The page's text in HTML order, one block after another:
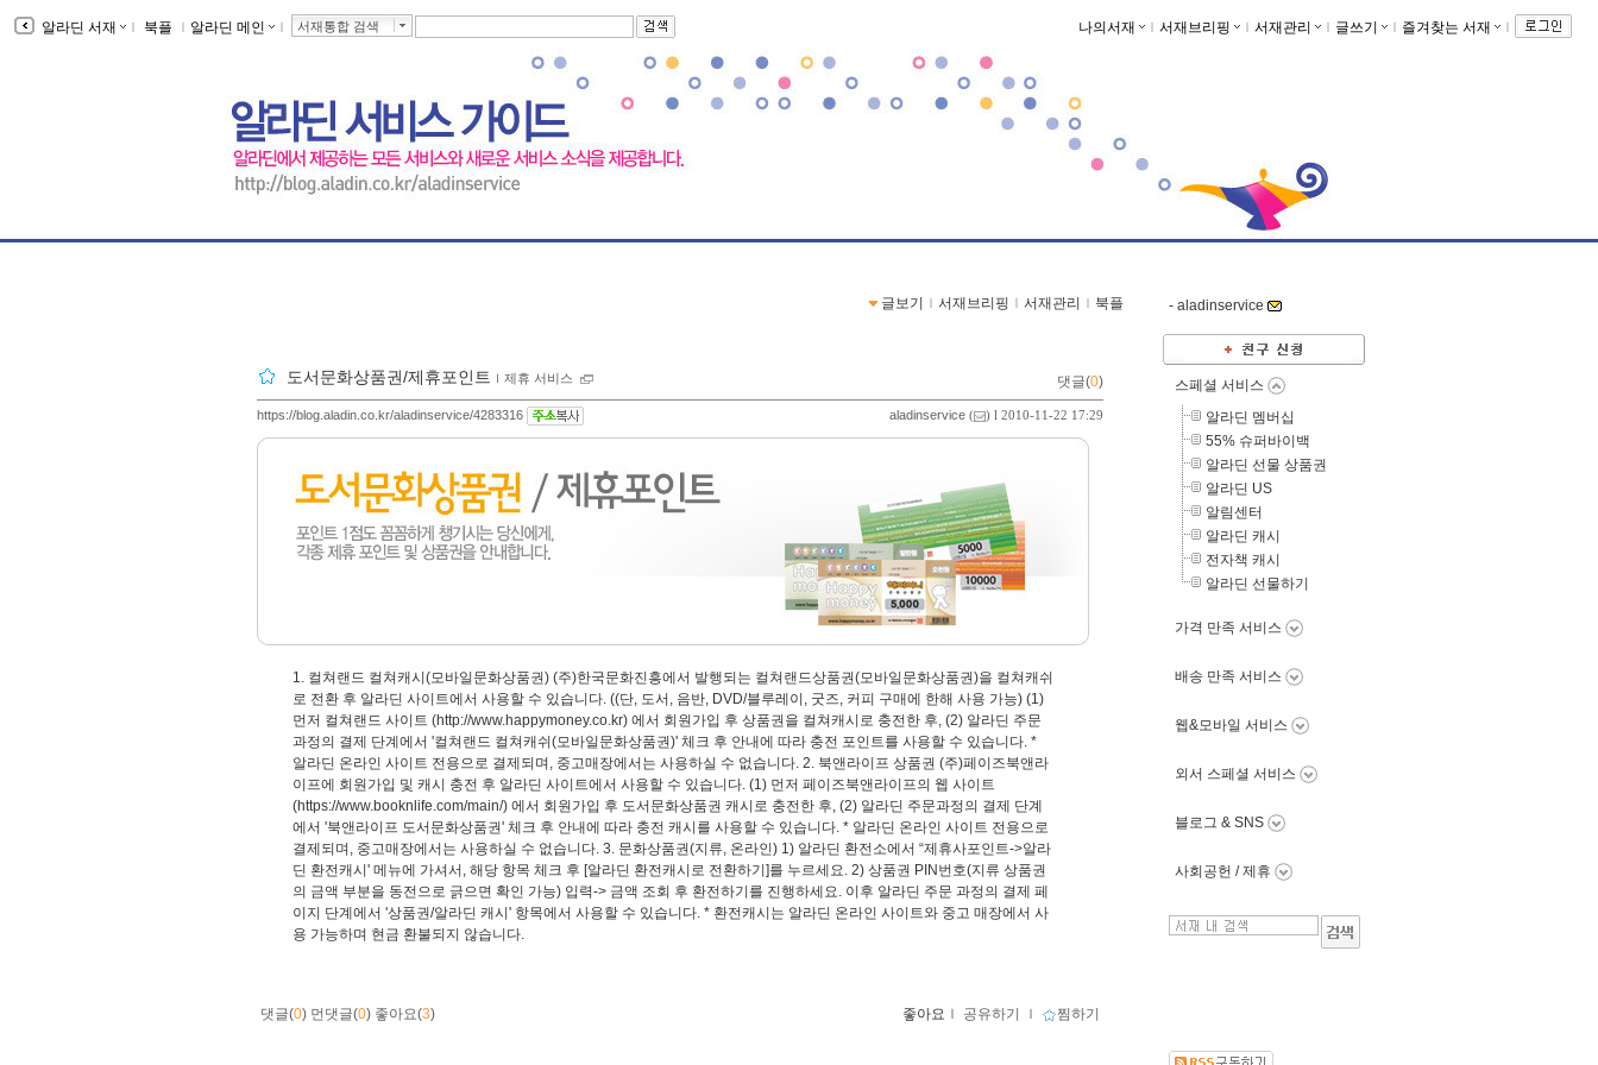
알라딘 서재 ｌ 북플 ｌ 알라딘 메인 ｌ 서재통합 검색 나의서재 ｌ 서재브리핑 ｌ 서재관리 ｌ 글쓰기 ｌ 즐겨찾는 서재 ｌ
글보기 ｌ 서재브리핑 ｌ 서재관리 ｌ 북플
도서문화상품권/제휴포인트 ｌ 제휴 서비스 댓글(0)
aladinservice ( ) l 2010-11-22 17:29
https://blog.aladin.co.kr/aladinservice/4283316
1. 컬쳐랜드 컬쳐캐시(모바일문화상품권) (주)한국문화진흥에서 발행되는 컬쳐랜드상품권(모바일문화상품권)을 컬쳐캐쉬
로 전환 후 알라딘 사이트에서 사용할 수 있습니다. ((단, 도서, 음반, DVD/블루레이, 굿즈, 커피 구매에 한해 사용 가능) (1)
먼저 컬쳐랜드 사이트 (http://www.happymoney.co.kr) 에서 회원가입 후 상품권을 컬쳐캐시로 충전한 후, (2) 알라딘 주문
과정의 결제 단계에서 '컬쳐랜드 컬쳐캐쉬(모바일문화상품권)' 체크 후 안내에 따라 충전 포인트를 사용할 수 있습니다. *
알라딘 온라인 사이트 전용으로 결제되며, 중고매장에서는 사용하실 수 없습니다. 2. 북앤라이프 상품권 (주)페이즈북앤라
이프에 회원가입 및 캐시 충전 후 알라딘 사이트에서 사용할 수 있습니다. (1) 먼저 페이즈북앤라이프의 웹 사이트
(https://www.booknlife.com/main/) 에서 회원가입 후 도서문화상품권 캐시로 충전한 후, (2) 알라딘 주문과정의 결제 단계
에서 '북앤라이프 도서문화상품권' 체크 후 안내에 따라 충전 캐시를 사용할 수 있습니다. * 알라딘 온라인 사이트 전용으로
결제되며, 중고매장에서는 사용하실 수 없습니다. 3. 문화상품권(지류, 온라인) 1) 알라딘 환전소에서 “제휴사포인트->알라
딘 환전캐시' 메뉴에 가셔서, 해당 항목 체크 후 [알라딘 환전캐시로 전환하기]를 누르세요. 2) 상품권 PIN번호(지류 상품권
의 금액 부분을 동전으로 긁으면 확인 가능) 입력-> 금액 조회 후 환전하기를 진행하세요. 이후 알라딘 주문 과정의 결제 페
이지 단계에서 '상품권/알라딘 캐시' 항목에서 사용할 수 있습니다. * 환전캐시는 알라딘 온라인 사이트와 중고 매장에서 사
용 가능하며 현금 환불되지 않습니다.
댓글(0) 먼댓글(0) 좋아요(3) 좋아요 ｌ 공유하기 ｌ 찜하기
- aladinservice
스페셜 서비스
알라딘 멤버십
55% 슈퍼바이백
알라딘 선물 상품권
알라딘 US
알림센터
알라딘 캐시
전자책 캐시
알라딘 선물하기
가격 만족 서비스
배송 만족 서비스
웹&모바일 서비스
외서 스페셜 서비스
블로그 & SNS
사회공헌 / 제휴